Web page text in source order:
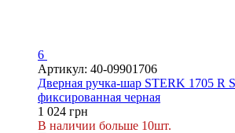
6
Артикул: 40-09901706
Дверная ручка-шар STERK 1705 R
фиксированная черная
1 024 грн
В наличии больше 10шт.